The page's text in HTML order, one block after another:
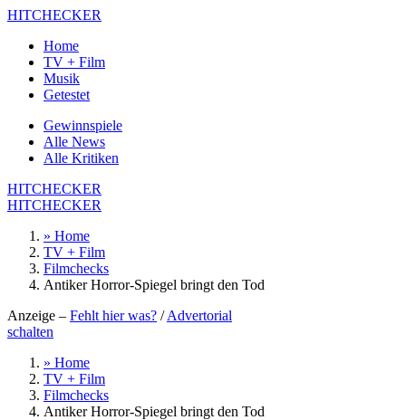
HITCHECKER
Home
TV + Film
Musik
Getestet
Gewinnspiele
Alle News
Alle Kritiken
HITCHECKER
HITCHECKER
» Home
TV + Film
Filmchecks
Antiker Horror-Spiegel bringt den Tod
Anzeige – Fehlt hier was? /Advertorial
schalten
» Home
TV + Film
Filmchecks
Antiker Horror-Spiegel bringt den Tod